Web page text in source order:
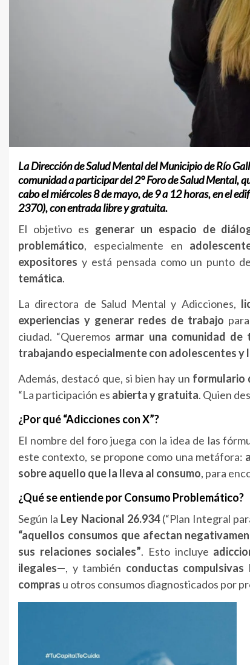
LaDireccióndeSaludMentaldelMunicipiodeRío
comunidadaparticipardel2°ForodeSaludMental,
caboelmiércoles8demayo,de9a12horas,enel
2370),conentradalibreygratuita.
El objetivo es generar un espacio de
problemático, especialmente en
expositores y está pensada como un punto de
temática.
La directora de Salud Mentaly Adicciones,
experiencias y generar redes de trabajo para
ciudad. “Queremos armar una comunidad de
trabajando especialmentecon adolescentesy
Además, destacó que, si bien hay un formulario
“La participación es abiertaygratuita. Quien
¿Porqué “Adicciones conX”?
El nombre del forojuega con la idea de las
este contexto, se propone como una metáfora:
sobreaquello quela lleva al consumo, para
¿QuéseentiendeporConsumo Problemático?
Según la Ley Nacional 26.934(“Plan Integral
“aquellos consumos que afectan
sus relaciones sociales”. Esto incluye
ilegales—, ytambién conductas compulsivas
compras u otros consumos diagnosticados por